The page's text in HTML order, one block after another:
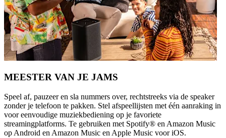
MEESTER VAN JE JAMS
Speel af, pauzeer en sla nummers over, rechtstreeks via de speaker
zonder je telefoon te pakken. Stel afspeellijsten met één aanraking in
voor eenvoudige muziekbediening op je favoriete
streamingplatforms. Te gebruiken met Spotify® en Amazon Music
op Android en Amazon Music en Apple Music voor iOS.